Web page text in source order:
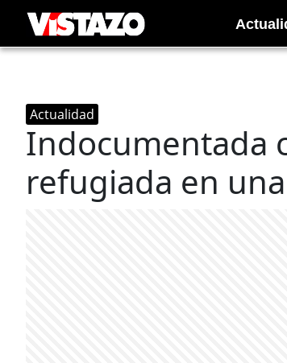
Actualidad
Indocumentada
refugiada en